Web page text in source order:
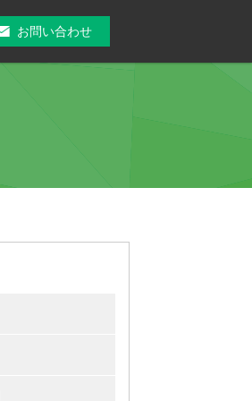
お問い合わせ